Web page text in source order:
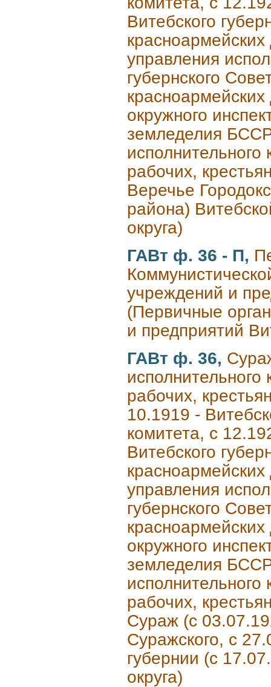
Витебского
управления
губернского
окружного
земледелия
исполнительного
рабочих,
Веречье
района)
округа)
ГАВт ф. 36 - П,
учреждений и
(Первичные
и предприятий
ГАВт ф. 36,
исполнительного
рабочих,
10.1919 -
комитета, с
Витебского
управления
губернского
окружного
земледелия
исполнительного
рабочих,
Сураж (с
Суражского, с
губернии (с
округа)